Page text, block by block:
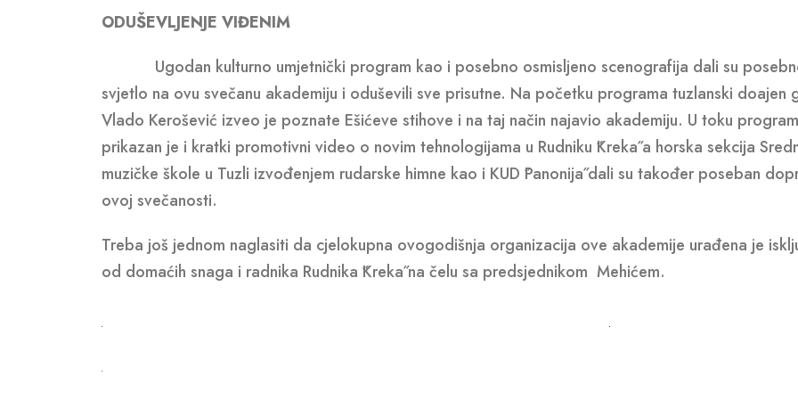
ODUŠEVLJENJE VIĐENIM
Ugodan kulturno umjetnički program kao i posebno osmisljeno scenografija dali su
svjetlo na ovu svečanu akademiju i oduševili sve prisutne. Na početku programa tuzlanski doajen
Vlado Kerošević izveo je poznate Ešićeve stihove i na taj način najavio akademiju. U toku
prikazan je i kratki promotivni video o novim tehnologijama u Rudniku ˝Kreka˝ a horska sekcija
muzičke škole u Tuzli izvođenjem rudarske himne kao i KUD ˝Panonija˝ dali su također poseban
ovoj svečanosti.
Treba još jednom naglasiti da cjelokupna ovogodišnja organizacija ove akademije urađena je
od domaćih snaga i radnika Rudnika ˝Kreka˝ na čelu sa predsjednikom Mehićem.